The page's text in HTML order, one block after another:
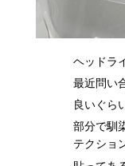
ヘッドラ
最近問い
良いぐら
部分で馴
テクショ